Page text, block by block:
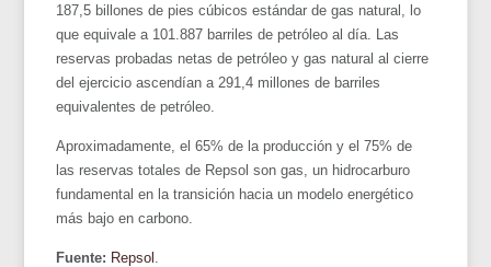
187,5 billones de pies cúbicos estándar de gas natural, lo
que equivale a 101.887 barriles de petróleo al día. Las
reservas probadas netas de petróleo y gas natural al cierre
del ejercicio ascendían a 291,4 millones de barriles
equivalentes de petróleo.
Aproximadamente, el 65% de la producción y el 75% de
las reservas totales de Repsol son gas, un hidrocarburo
fundamental en la transición hacia un modelo energético
más bajo en carbono.
Fuente: Repsol